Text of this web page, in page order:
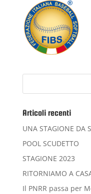
Articoli recenti
UNA STAGIONE DA
POOL SCUDETTO
STAGIONE 2023
RITORNIAMO A
Il PNRR passa per